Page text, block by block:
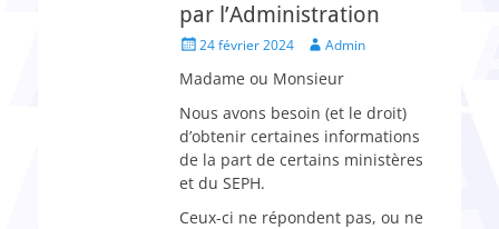
par l’Administration
Posted24 février 2024 Author
Admin
Madame ou Monsieur
Nous avons besoin (et le droit)
d’obtenir certaines informations
de la part de certains ministères
et du SEPH.
Ceux-ci ne répondent pas, ou ne